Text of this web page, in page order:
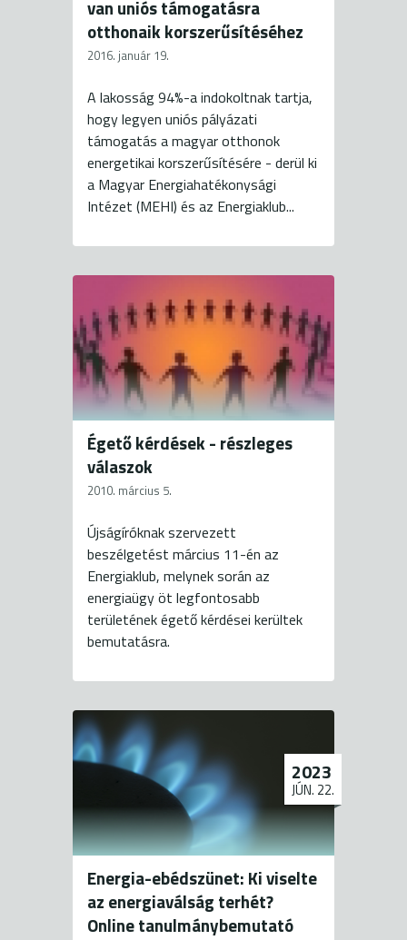
van uniós támogatásra
otthonaik korszerűsítéséhez
2016. január 19.
A lakosság 94%-a indokoltnak tartja,
hogy legyen uniós pályázati
támogatás a magyar otthonok
energetikai korszerűsítésére - derül ki
a Magyar Energiahatékonysági
Intézet (MEHI) és az Energiaklub...
Égető kérdések - részleges
válaszok
2010. március 5.
Újságíróknak szervezett
beszélgetést március 11-én az
Energiaklub, melynek során az
energiaügy öt legfontosabb
területének égető kérdései kerültek
bemutatásra.
Energia-ebédszünet: Ki viselte
az energiaválság terhét?
Online tanulmánybemutató
2023
JÚN. 22.